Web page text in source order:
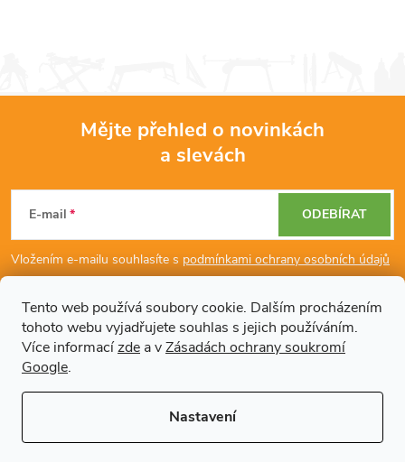
Tento web používá soubory cookie. Dalším procházením
tohoto webu vyjadřujete souhlas s jejich používáním.
Více informacízde a vZásadách ochrany soukromí
Google.
Nastavení
p
Mějte přehled o novinkách
a slevách
E-mail
Vložením e-mailu souhlasíte s podmínkami ochrany osobních údajů
ODEBÍRAT
Dodatečné informace
Copyright 2026Regals.cz. Všechna práva vyhrazena.Upravit nastavení